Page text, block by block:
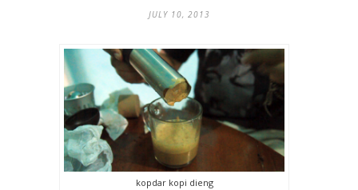
JULY 10, 2013
kopdar kopi dieng